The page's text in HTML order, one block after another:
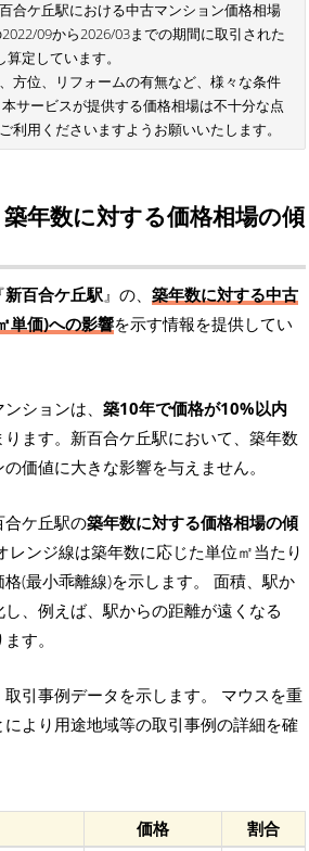
合ケ丘駅における中古マンション価格相場
09から2026/03までの期間に取引された
定しています。
方位、リフォームの有無など、様々な条件
サービスが提供する価格相場は不十分な点
利用くださいますようお願いいたします。
年数に対する価格相場の傾
新百合ケ丘駅』の、 築年数に対する中古
単価)への影響を示す情報を提供してい
ションは、 築10年で価格が10%以内
ります。新百合ケ丘駅において、築年数
価値に大きな影響を与えません。
合ケ丘駅の築年数に対する価格相場の傾
レンジ線は築年数に応じた単位㎡当たり
(最小乖離線)を示します。 面積、駅か
、例えば、駅からの距離が遠くなる
す。
引事例データを示します。 マウスを重
より用途地域等の取引事例の詳細を確
価格 割合